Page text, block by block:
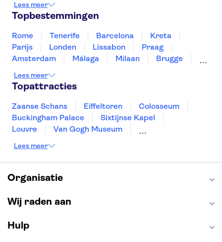
Noorwegen
Portugal
Thailand
Tunesië
Lees meer
Topbestemmingen
Rome Tenerife Barcelona
Kreta
Parijs
Londen Lissabon
Praag
Amsterdam
Málaga Milaan
Brugge
Den Haag
Utrecht
Haarlem
Leiden
Lees meer
Topattracties
Zaanse Schans Eiffeltoren
Colosseum
Buckingham Palace
Sixtijnse Kapel
Louvre
Van Gogh Museum
Tower of London
Moulin Rouge
Keukenhof
ARTIS
Edinburgh Castle
Alhambra
Lees meer
Organisatie
Wij raden aan
Hulp